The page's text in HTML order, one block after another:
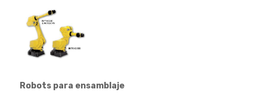
Robots para ensamblaje